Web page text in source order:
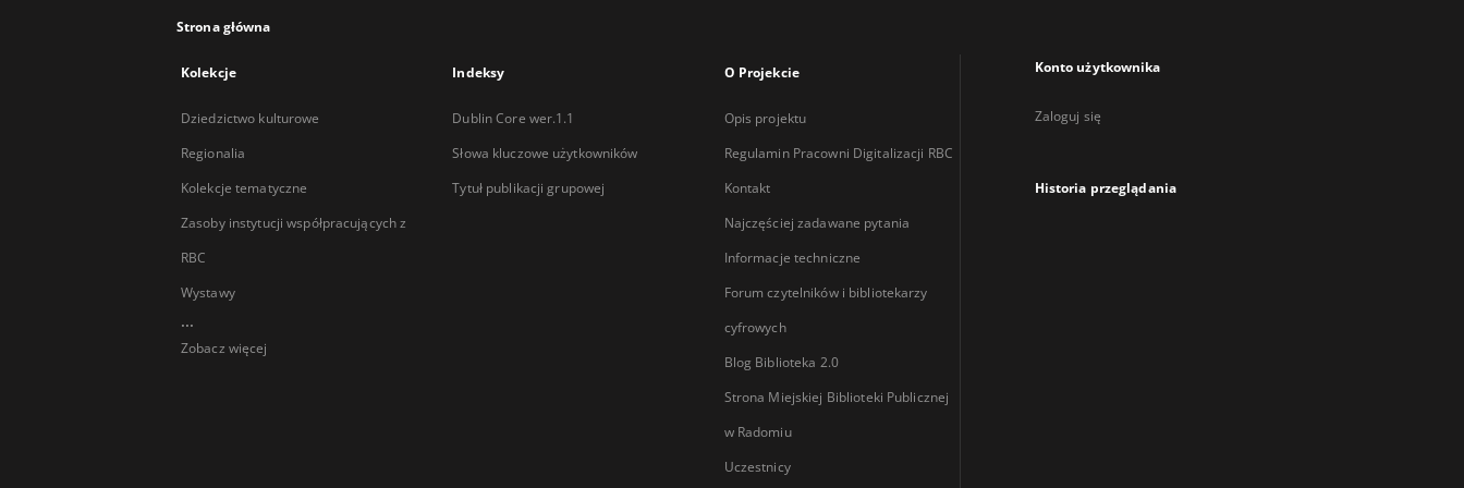
Strona główna
Kolekcje
Dziedzictwo kulturowe
Regionalia
Kolekcje tematyczne
Zasoby instytucji współpracujących z
RBC
Wystawy
...
Zobacz więcej
Indeksy
Dublin Core wer.1.1
Słowa kluczowe użytkowników
Tytuł publikacji grupowej
O Projekcie
Opis projektu
Regulamin Pracowni Digitalizacji RBC
Kontakt
Najczęściej zadawane pytania
Informacje techniczne
Forum czytelników i bibliotekarzy
cyfrowych
Blog Biblioteka 2.0
Strona Miejskiej Biblioteki Publicznej
w Radomiu
Uczestnicy
Konto użytkownika
Zaloguj się
Historia przeglądania